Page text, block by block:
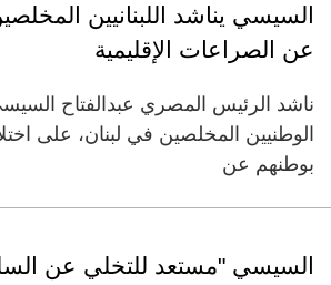
السيسي يناشد اللبنانيين
عن الصراعات الإقليمية
ناشد الرئيس المصري عبدالفتاح
الوطنيين المخلصين في لبنان، على
بوطنهم عن
السيسي "مستعد للتخلي عن